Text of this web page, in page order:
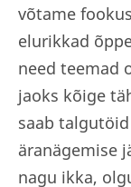
võtame
elurikkad
need teemad
jaoks kõige
saab
äranägemise
nagu ikka,